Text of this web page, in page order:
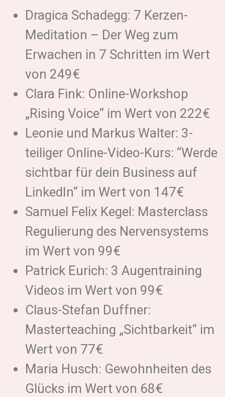
Dragica Schadegg: 7 Kerzen-
Meditation – Der Weg zum
Erwachen in 7 Schritten im Wert
von 249€
Clara Fink: Online-Workshop
„Rising Voice“ im Wert von 222€
Leonie und Markus Walter: 3-
teiliger Online-Video-Kurs: “Werde
sichtbar für dein Business auf
LinkedIn“ im Wert von 147€
Samuel Felix Kegel: Masterclass
Regulierung des Nervensystems
im Wert von 99€
Patrick Eurich: 3 Augentraining
Videos im Wert von 99€
Claus-Stefan Duffner:
Masterteaching „Sichtbarkeit“ im
Wert von 77€
Maria Husch: Gewohnheiten des
Glücks im Wert von 68€